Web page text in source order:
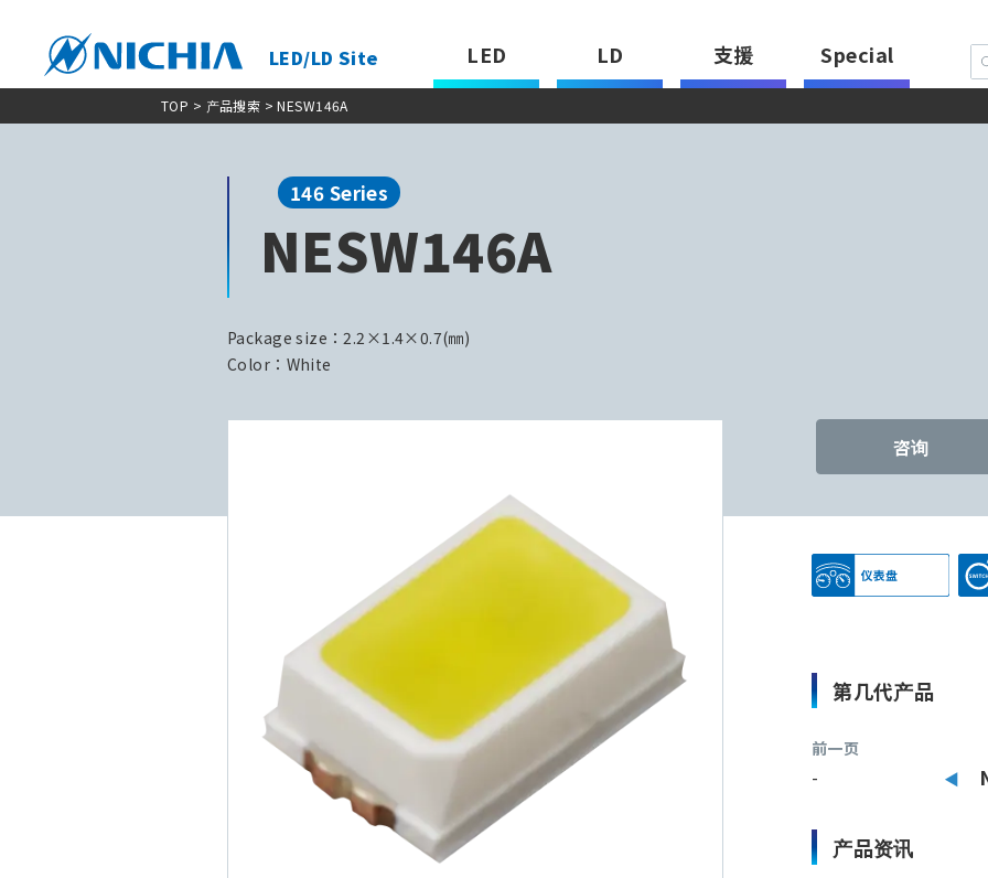
LED/LD Site LED LD 支援 Special
TOP > 产品搜索 > NESW146A
146 Series
NESW146A
Package size：2.2×1.4×0.7(㎜)
Color：White
咨询
第几代产品
前一页
-
产品资讯